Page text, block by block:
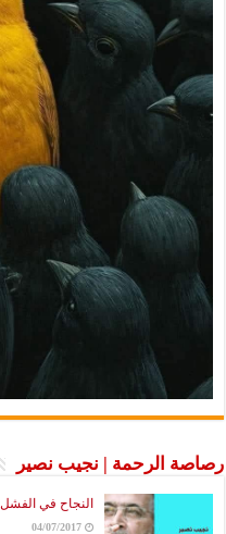
رصاصة الرحمة | نجيب نصير
النجاح في الفشل
04/07/2017